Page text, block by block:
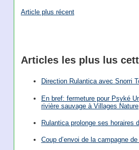
Article plus récent
Articles les plus lus
Direction Rulantica avec Snorri
En bref: fermeture pour Psyké
rivière sauvage à Villages
Rulantica prolonge ses horaires
Coup d’envoi de la campagne